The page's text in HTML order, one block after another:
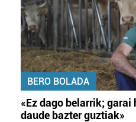
BERO BOLADA
«Ez dago belarrik; garai
daude bazter guztiak»